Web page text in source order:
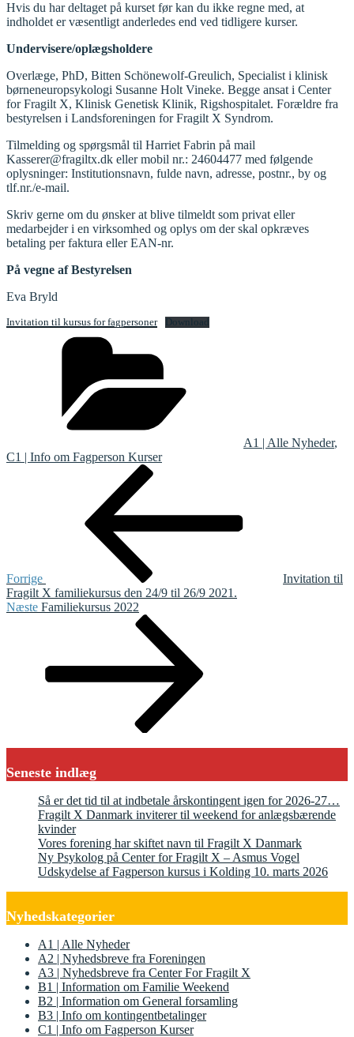
Hvis du har deltaget på kurset før kan du ikke regne med, at
indholdet er væsentligt anderledes end ved tidligere kurser.
Undervisere/oplægsholdere
Overlæge, PhD, Bitten Schönewolf-Greulich, Specialist i klinisk
børneneuropsykologi Susanne Holt Vineke. Begge ansat i Center
for Fragilt X, Klinisk Genetisk Klinik, Rigshospitalet. Forældre fra
bestyrelsen i Landsforeningen for Fragilt X Syndrom.
Tilmelding og spørgsmål til Harriet Fabrin på mail
Kasserer@fragiltx.dk eller mobil nr.: 24604477 med følgende
oplysninger: Institutionsnavn, fulde navn, adresse, postnr., by og
tlf.nr./e-mail.
Skriv gerne om du ønsker at blive tilmeldt som privat eller
medarbejder i en virksomhed og oplys om der skal opkræves
betaling per faktura eller EAN-nr.
På vegne af Bestyrelsen
Eva Bryld
Invitation til kursus for fagpersoner Download
A1 | Alle Nyheder,
C1 | Info om Fagperson Kurser
Indlægsnavigation
Forrige
Invitation til
Fragilt X familiekursus den 24/9 til 26/9 2021.
Næste
Næste Familiekursus 2022
Seneste indlæg
Så er det tid til at indbetale årskontingent igen for 2026-27…
Fragilt X Danmark inviterer til weekend for anlægsbærende
kvinder
Vores forening har skiftet navn til Fragilt X Danmark
Ny Psykolog på Center for Fragilt X – Asmus Vogel
Udskydelse af Fagperson kursus i Kolding 10. marts 2026
Nyhedskategorier
A1 | Alle Nyheder
A2 | Nyhedsbreve fra Foreningen
A3 | Nyhedsbreve fra Center For Fragilt X
B1 | Information om Familie Weekend
B2 | Information om General forsamling
B3 | Info om kontingentbetalinger
C1 | Info om Fagperson Kurser